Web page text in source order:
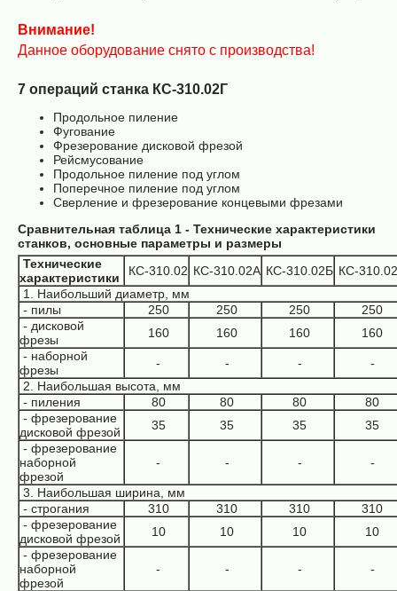
Внимание!
Данное оборудование снято с производства!
7 операций станка КС-310.02Г
Продольное пиление
Фугование
Фрезерование дисковой фрезой
Рейсмусование
Продольное пиление под углом
Поперечное пиление под углом
Сверление и фрезерование концевыми фрезами
Сравнительная таблица 1 - Технические характеристики
станков, основные параметры и размеры
Технические
характеристики
КС-310.02 КС-310.02А КС-310.02Б КС-
1. Наибольший диаметр, мм
- пилы
250 250 250
250
- дисковой
фрезы
160 160 160
160
- наборной
фрезы
- - -
-
2. Наибольшая высота, мм
- пиления
80 80 80
80
- фрезерование
дисковой фрезой
35 35 35
35
- фрезерование
наборной
фрезой
- - - -
3. Наибольшая ширина, мм
- строгания
310 310 310
310
- фрезерование
дисковой фрезой
10 10 10
10
- фрезерование
наборной
фрезой
- - - -